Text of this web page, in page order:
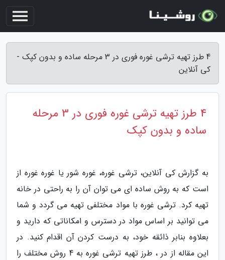
4 طرز تهیه ترشی غوره فوری در 3 مرحله ساده و بدون کپک -
کی آنلاین
4 طرز تهیه ترشی غوره فوری در 3 مرحله
ساده و بدون کپک
به گزارش کی آنلاین، ترشی غوره، غوره شور یا غوره غوره از
است که به روش ساده ای می توان آن را به راحتی در خانه
تهیه کرد. ترشی غوره با مواد مختلفی تهیه می گردد و شما
می توانید بر اساس مواد در دسترس و امکاناتی که دارید و
بعلاوه بنابر ذائقه خود، به درست کردن آن اقدام کنید. در
این مقاله از در ، طرز تهیه ترشی غوره به 4 روش مختلف را